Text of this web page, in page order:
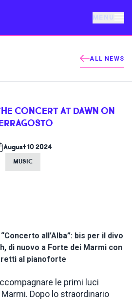
MENU
ALL NEWS
CONCERT AT DAWN ON
August 10 2024
MUSIC
all’Alba”: bis per il divo
di nuovo a Forte dei Marmi con
al pianoforte
le primi luci
Marmi. Dopo lo straordinario